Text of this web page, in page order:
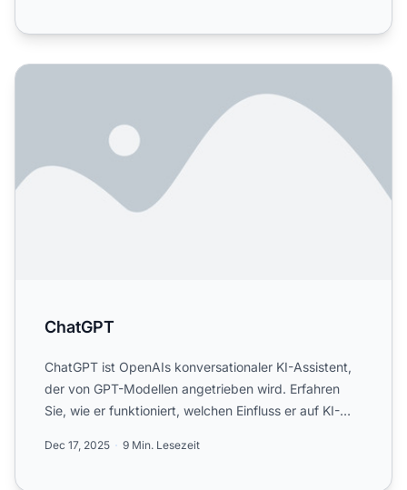
ChatGPT
ChatGPT
ChatGPT ist OpenAIs konversationaler KI-Assistent,
der von GPT-Modellen angetrieben wird. Erfahren
Sie, wie er funktioniert, welchen Einfluss er auf KI-
Dec 17, 2025 9 Min. Lesezeit